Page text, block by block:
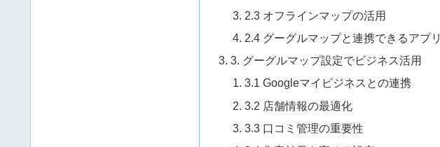
2.3 オフラインマップの活用
2.4 グーグルマップと連携できるアプリ
3. グーグルマップ設定でビジネス活用
3.1 Googleマイビジネスとの連携
3.2 店舗情報の最適化
3.3 口コミ管理の重要性